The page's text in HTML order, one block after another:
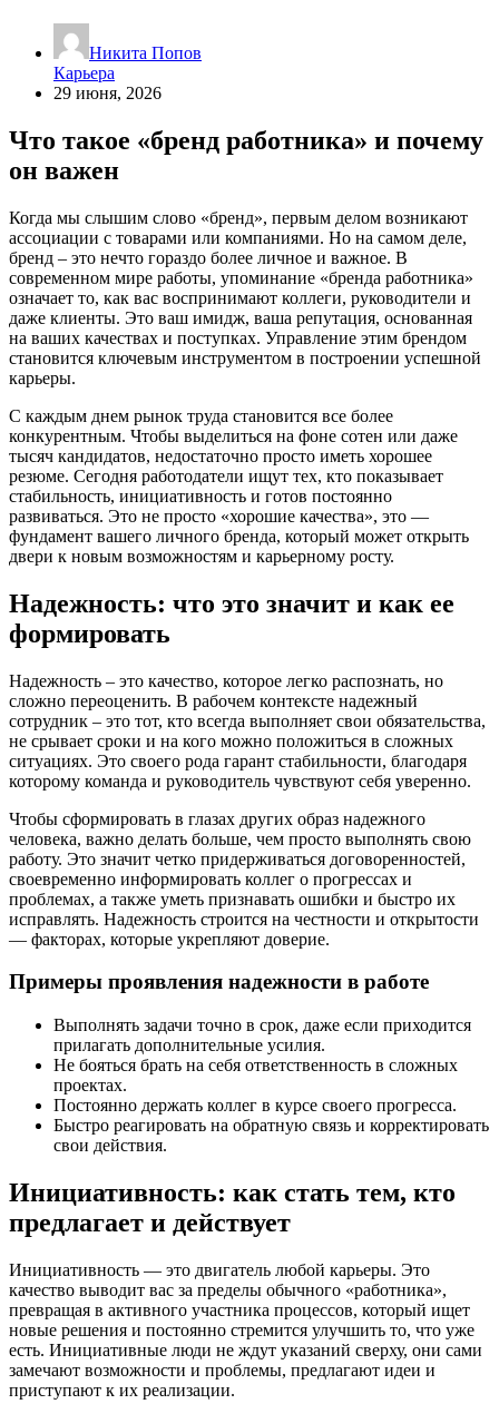
Никита Попов
Карьера
29 июня, 2026
Что такое «бренд работника» и почему
он важен
Когда мы слышим слово «бренд», первым делом возникают
ассоциации с товарами или компаниями. Но на самом деле,
бренд – это нечто гораздо более личное и важное. В
современном мире работы, упоминание «бренда работника»
означает то, как вас воспринимают коллеги, руководители и
даже клиенты. Это ваш имидж, ваша репутация, основанная
на ваших качествах и поступках. Управление этим брендом
становится ключевым инструментом в построении успешной
карьеры.
С каждым днем рынок труда становится все более
конкурентным. Чтобы выделиться на фоне сотен или даже
тысяч кандидатов, недостаточно просто иметь хорошее
резюме. Сегодня работодатели ищут тех, кто показывает
стабильность, инициативность и готов постоянно
развиваться. Это не просто «хорошие качества», это —
фундамент вашего личного бренда, который может открыть
двери к новым возможностям и карьерному росту.
Надежность: что это значит и как ее
формировать
Надежность – это качество, которое легко распознать, но
сложно переоценить. В рабочем контексте надежный
сотрудник – это тот, кто всегда выполняет свои обязательства,
не срывает сроки и на кого можно положиться в сложных
ситуациях. Это своего рода гарант стабильности, благодаря
которому команда и руководитель чувствуют себя уверенно.
Чтобы сформировать в глазах других образ надежного
человека, важно делать больше, чем просто выполнять свою
работу. Это значит четко придерживаться договоренностей,
своевременно информировать коллег о прогрессах и
проблемах, а также уметь признавать ошибки и быстро их
исправлять. Надежность строится на честности и открытости
— факторах, которые укрепляют доверие.
Примеры проявления надежности в работе
Выполнять задачи точно в срок, даже если приходится
прилагать дополнительные усилия.
Не бояться брать на себя ответственность в сложных
проектах.
Постоянно держать коллег в курсе своего прогресса.
Быстро реагировать на обратную связь и корректировать
свои действия.
Инициативность: как стать тем, кто
предлагает и действует
Инициативность — это двигатель любой карьеры. Это
качество выводит вас за пределы обычного «работника»,
превращая в активного участника процессов, который ищет
новые решения и постоянно стремится улучшить то, что уже
есть. Инициативные люди не ждут указаний сверху, они сами
замечают возможности и проблемы, предлагают идеи и
приступают к их реализации.